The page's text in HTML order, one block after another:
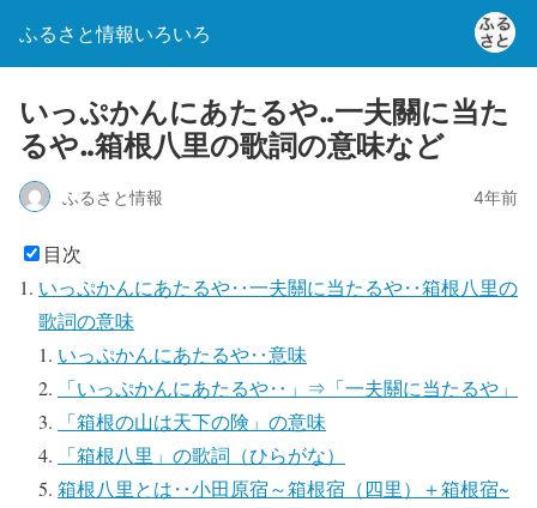
ふるさと情報いろいろ
いっぷかんにあたるや‥一夫關に当た
るや‥箱根八里の歌詞の意味など
ふるさと情報 4年前
目次
いっぷかんにあたるや‥一夫關に当たるや‥箱根八里の
歌詞の意味
いっぷかんにあたるや‥意味
「いっぷかんにあたるや‥」⇒「一夫關に当たるや」
「箱根の山は天下の険」の意味
「箱根八里」の歌詞（ひらがな）
箱根八里とは‥小田原宿～箱根宿（四里）＋箱根宿~